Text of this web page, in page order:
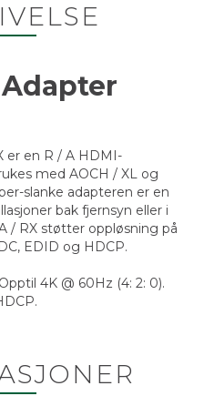
Adapter
er en R / A HDMI-
med AOCH / XL og
slanke adapteren er en
bak fjernsyn eller i
/ RX støtter oppløsning på
EDID og HDCP.
4K @ 60Hz (4: 2: 0).